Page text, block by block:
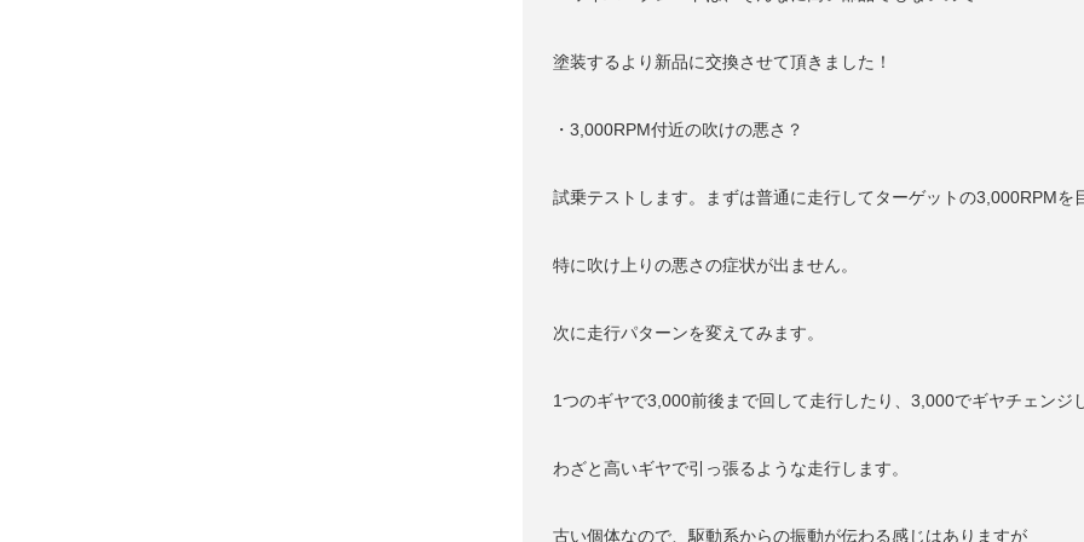
塗装するより新品に交換させて頂きました！
・3,000RPM付近の吹けの悪さ？
試乗テストします。まずは普通に走行してターゲットの3,000RPMを
特に吹け上りの悪さの症状が出ません。
次に走行パターンを変えてみます。
1つのギヤで3,000前後まで回して走行したり、3,000でギヤチェンジ
わざと高いギヤで引っ張るような走行します。
古い個体なので、駆動系からの振動が伝わる感じはありますが